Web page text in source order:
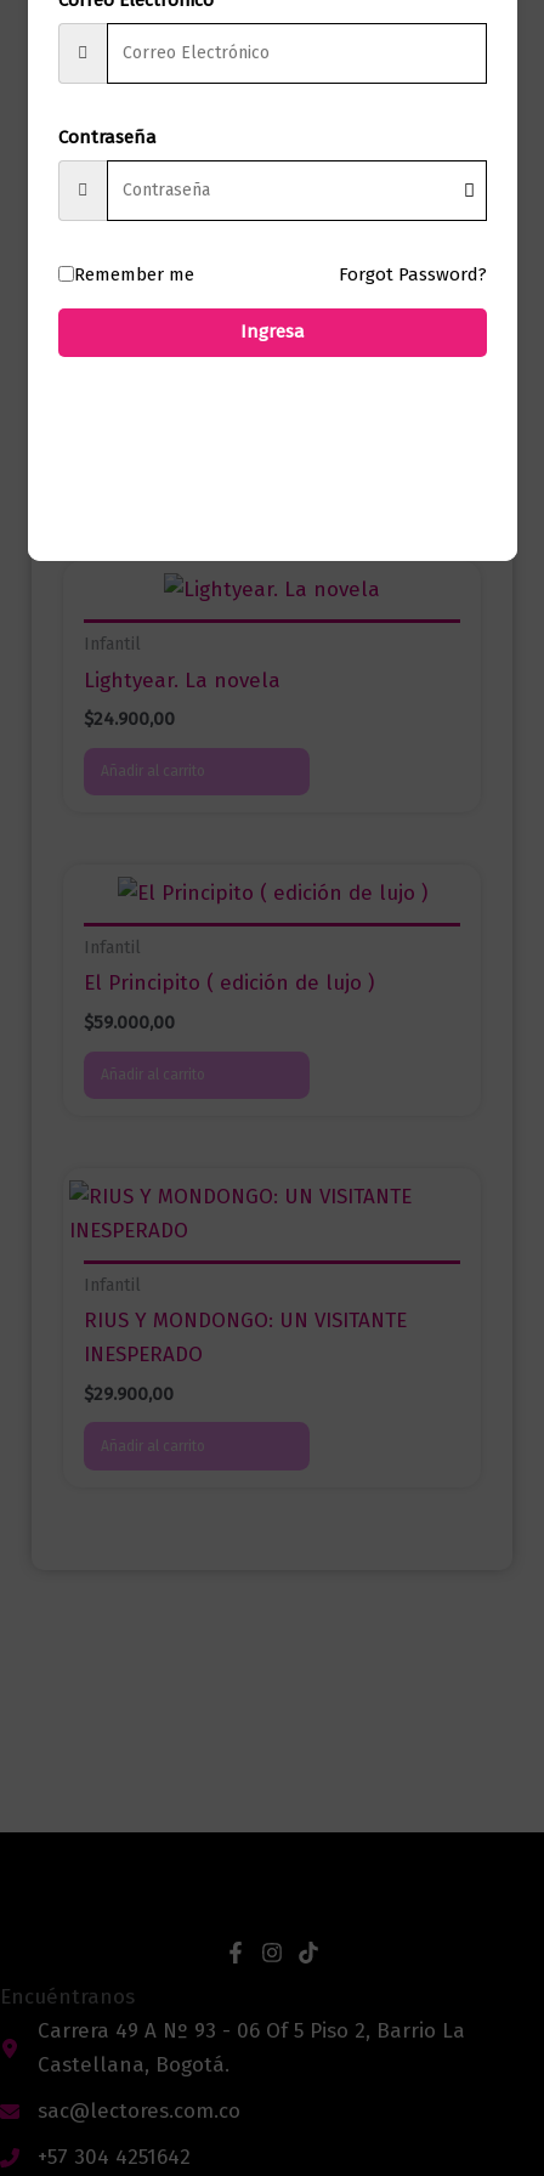
comprado este producto pueden hacer
una valoración.
Productos relacionados
Infantil
Lightyear. La novela
$24.900,00
Añadir al carrito
Infantil
El Principito ( edición de lujo )
$59.000,00
Añadir al carrito
Infantil
RIUS Y MONDONGO: UN VISITANTE
INESPERADO
$29.900,00
Añadir al carrito
Encuéntranos
Carrera 49 A Nº 93 - 06 Of 5 Piso 2, Barrio La
Castellana, Bogotá.
sac@lectores.com.co
+57 304 4251642
Contraseña
Remember me Forgot Password?
Ingresa